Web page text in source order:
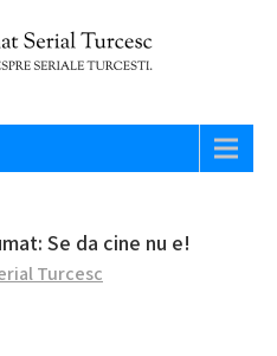
TURCESC
Se da cine nu e!
Turcesc